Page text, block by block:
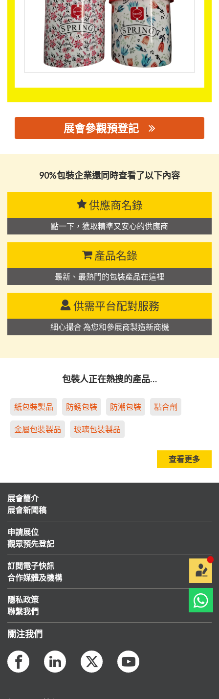
展會參觀預登記
90%包裝企業還同時查看了以下內容
供應商名錄
點一下，獲取精準又安心的供應商
產品名錄
最新、最熱門的包裝產品在這裡
供需平台配對服務
細心撮合 為您和參展商製造新商機
包裝人正在熱搜的產品…
紙包裝製品 防銹包裝 防潮包裝 粘合劑
金屬包裝製品 玻璃包裝製品
查看更多
展會簡介
展會新聞稿
申請展位
觀眾預先登記
訂閱電子快訊
合作媒體及機構
隱私政策
聯繫我們
關注我們